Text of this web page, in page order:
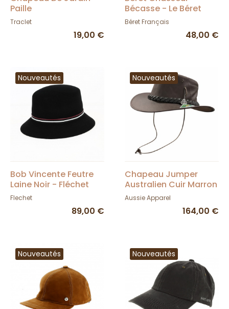
Paille
Traclet
19,00 €
Bécasse - Le Béret
Français - TRACLET
Béret Français
48,00 €
Nouveautés
Bob Vincente Feutre
Laine Noir - Fléchet
Flechet
89,00 €
Nouveautés
Chapeau Jumper
Australien Cuir Marron
UPF 50+ - Aussie
Apparel
Aussie Apparel
164,00 €
Nouveautés Nouveautés